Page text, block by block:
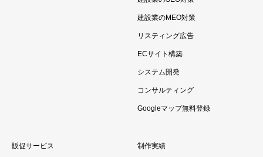
建設業のMEO対策
リスティング広告
ECサイト構築
システム開発
コンサルティング
Googleマップ無料登録
販促サービス 制作実績